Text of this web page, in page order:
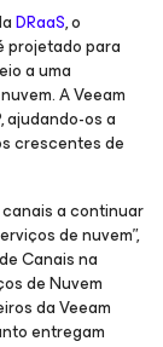
DRaaS, o
projetado para
a uma
A Veeam
ajudando-os a
crescentes de
a continuar
de nuvem”,
Canais na
de Nuvem
da Veeam
entregam